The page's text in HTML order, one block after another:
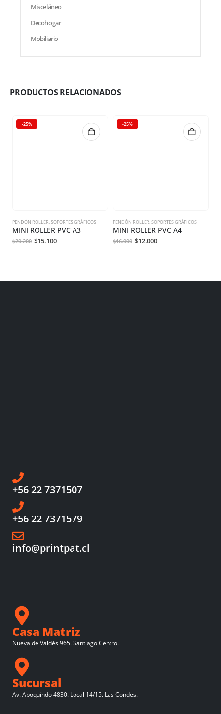
Misceláneo
Decohogar
Mobiliario
PRODUCTOS RELACIONADOS
-25%
PENDÓN ROLLER,SOPORTES GRÁFICOS
MINI ROLLER PVC A3
$20.200 $15.100
-25%
PENDÓN ROLLER,SOPORTES GRÁFICOS
MINI ROLLER PVC A4
$16.000 $12.000
+56 22 7371507
+56 22 7371579
info@printpat.cl
Casa Matriz
Nueva de Valdés 965. Santiago Centro.
Sucursal
Av. Apoquindo 4830. Local 14/15. Las Condes.